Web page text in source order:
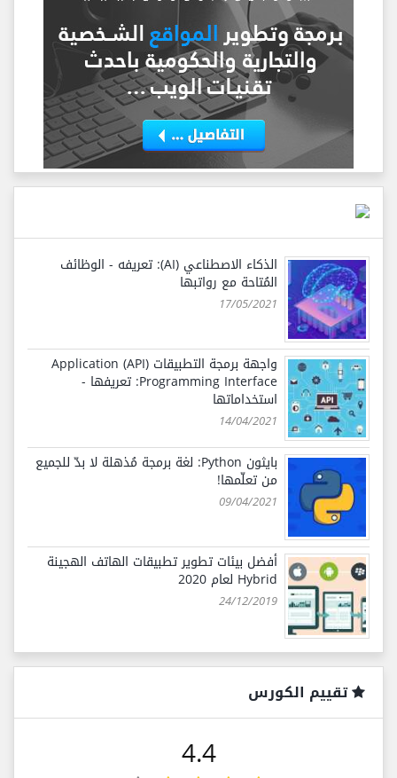
الذكاء الاصطناعي (AI): تعريفه - الوظائف
المُتاحة مع رواتبها
17/05/2021
واجهة برمجة التطبيقات (API) Application
Programming Interface: تعريفها -
استخداماتها
14/04/2021
بايثون Python: لغة برمجة مُذهلة لا بدّ للجميع
من تعلّمها!
09/04/2021
أفضل بيئات تطوير تطبيقات الهاتف الهجينة
Hybrid لعام 2020
24/12/2019
تقييم الكورس
4.4